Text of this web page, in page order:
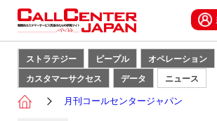
ストラテジー ピープル オペレーション
カスタマーサクセス
データ ニュース
月刊コールセンタージャパン